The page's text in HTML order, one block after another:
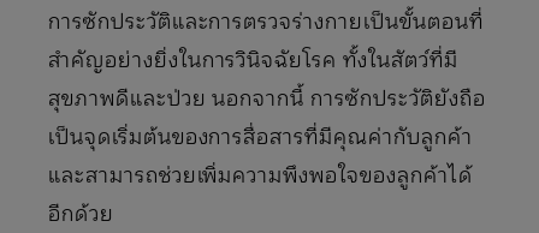
การซักประวัติและการตรวจร่างกายเป็นขั้นตอนที่
สำคัญอย่างยิ่งในการวินิจฉัยโรค ทั้งในสัตว์ที่มี
สุขภาพดีและป่วย นอกจากนี้ การซักประวัติยังถือ
เป็นจุดเริ่มต้นของการสื่อสารที่มีคุณค่ากับลูกค้า
และสามารถช่วยเพิ่มความพึงพอใจของลูกค้าได้
อีกด้วย